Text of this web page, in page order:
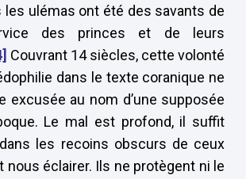
ulémas ont été des savants de
des princes et de leurs
Couvrant 14 siècles, cette volonté
dans le texte coranique ne
excusée au nom d’une supposée
Le mal est profond, il suffit
dans les recoins obscurs de ceux
nous éclairer. Ils ne protègent ni le